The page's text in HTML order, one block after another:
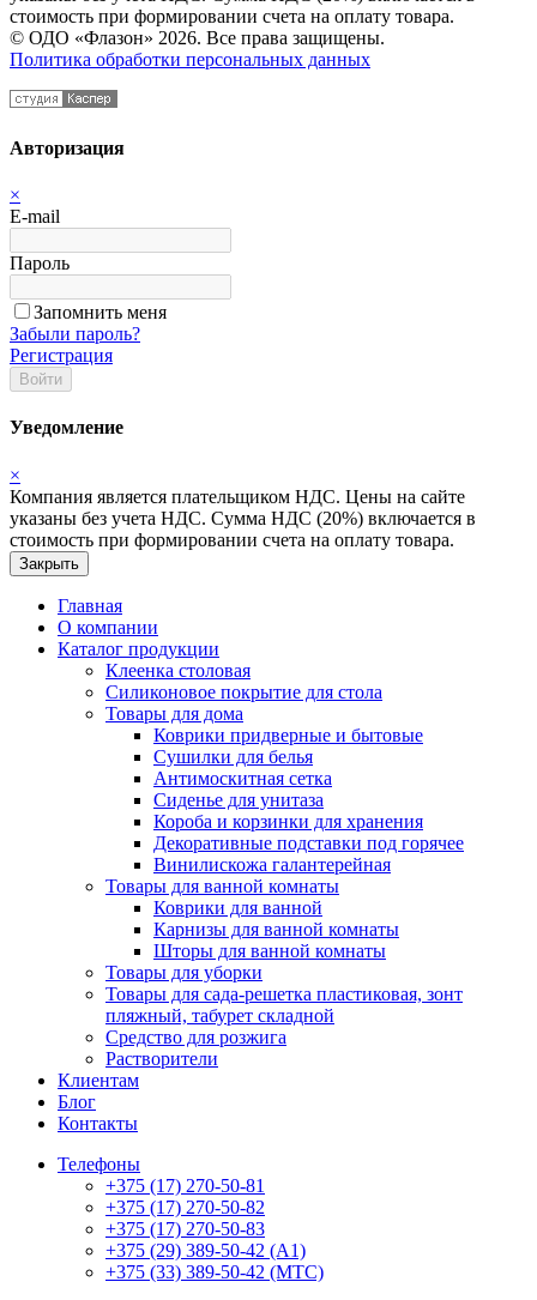
стоимость при формировании счета на оплату товара.
© ОДО «Флазон» 2026. Все права защищены.
Политика обработки персональных данных
Авторизация
×
E-mail
Пароль
Запомнить меня
Забыли пароль?
Регистрация
Войти
Уведомление
×
Компания является плательщиком НДС. Цены на сайте
указаны без учета НДС. Сумма НДС (20%) включается в
стоимость при формировании счета на оплату товара.
Закрыть
Главная
О компании
Каталог продукции
Клеенка столовая
Силиконовое покрытие для стола
Товары для дома
Коврики придверные и бытовые
Сушилки для белья
Антимоскитная сетка
Сиденье для унитаза
Короба и корзинки для хранения
Декоративные подставки под горячее
Винилискожа галантерейная
Товары для ванной комнаты
Коврики для ванной
Карнизы для ванной комнаты
Шторы для ванной комнаты
Товары для уборки
Товары для сада-решетка пластиковая, зонт
пляжный, табурет складной
Средство для розжига
Растворители
Клиентам
Блог
Контакты
Телефоны
+375 (17) 270-50-81
+375 (17) 270-50-82
+375 (17) 270-50-83
+375 (29) 389-50-42 (А1)
+375 (33) 389-50-42 (МТС)